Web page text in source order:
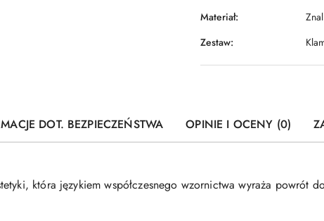
Materiał:
Znal
Zestaw:
DOT. BEZPIECZEŃSTWA OPINIE I OCENY (0)
która językiem współczesnego wzornictwa wyraża powrót